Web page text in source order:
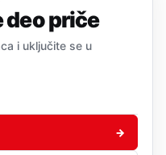
deo priče
i uključite se u
→